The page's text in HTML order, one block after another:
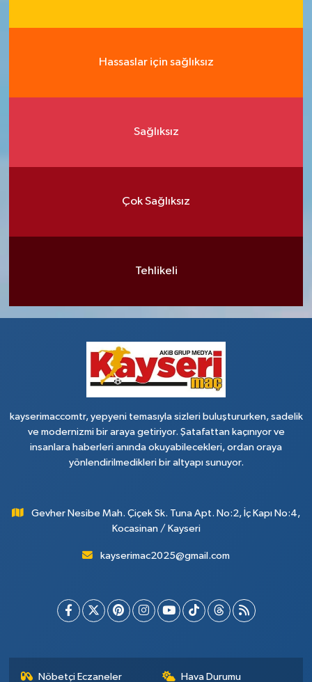
Hassaslar için sağlıksız
Sağlıksız
Çok Sağlıksız
Tehlikeli
kayserimaccomtr, yepyeni temasıyla sizleri buluştururken, sadelik
ve modernizmi bir araya getiriyor. Şatafattan kaçınıyor ve
insanlara haberleri anında okuyabilecekleri, ordan oraya
yönlendirilmedikleri bir altyapı sunuyor.
Gevher Nesibe Mah. Çiçek Sk. Tuna Apt. No:2, İç Kapı No:4,
Kocasinan / Kayseri
kayserimac2025@gmail.com
Nöbetçi Eczaneler Hava Durumu